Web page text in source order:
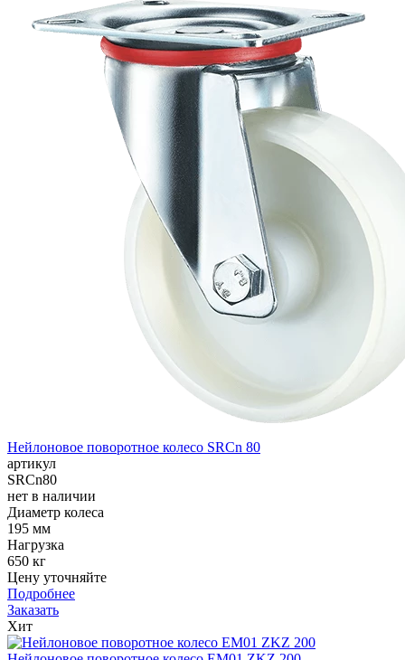
Нейлоновое поворотное колесо SRCn 80
артикул
SRCn80
нет в наличии
Диаметр колеса
195 мм
Нагрузка
650 кг
Цену уточняйте
Подробнее
Заказать
Хит